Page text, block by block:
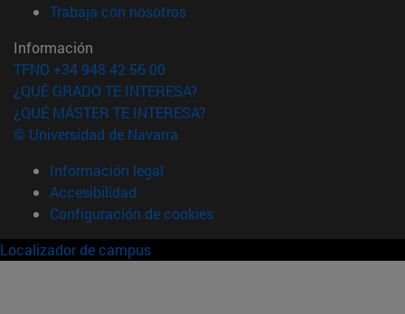
Trabaja con nosotros(abre en nueva ventana)
Información
TFNO +34 948 42 56 00
¿QUÉ GRADO TE INTERESA?
¿QUÉ MÁSTER TE INTERESA?
© Universidad de Navarra
Información legal
Accesibilidad
Configuración de cookies
Localizador de campus